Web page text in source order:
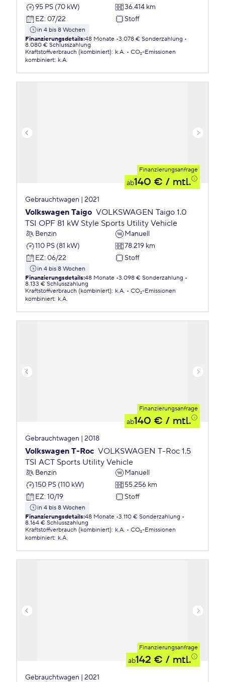
95 PS (70 kW)
36.414 km
EZ: 07/22 Stoff
in 4 bis 8 Wochen
Finanzierungsdetails:48 Monate 3.078 € Sonderzahlung
8.080 € Schlusszahlung
Kraftstoffverbrauch (kombiniert): k.A.
CO₂-Emissionen
kombiniert: k.A.
Finanzierungsanfrage
ab140 € / mtl.
Gebrauchtwagen | 2021
Volkswagen Taigo VOLKSWAGEN Taigo 1.0
TSI OPF 81 kW Style Sports Utility Vehicle
Benzin
Manuell
110 PS (81 kW)
78.219 km
EZ: 06/22 Stoff
in 4 bis 8 Wochen
Finanzierungsdetails:48 Monate 3.098 € Sonderzahlung
8.133 € Schlusszahlung
Kraftstoffverbrauch (kombiniert): k.A.
CO₂-Emissionen
kombiniert: k.A.
Finanzierungsanfrage
ab140 € / mtl.
Gebrauchtwagen | 2018
Volkswagen T-Roc VOLKSWAGEN T-Roc 1.5
TSI ACT Sports Utility Vehicle
Benzin
Manuell
150 PS (110 kW)
55.256 km
EZ: 10/19 Stoff
in 4 bis 8 Wochen
Finanzierungsdetails:48 Monate 3.110 € Sonderzahlung
8.164 € Schlusszahlung
Kraftstoffverbrauch (kombiniert): k.A.
CO₂-Emissionen
kombiniert: k.A.
Finanzierungsanfrage
ab142 € / mtl.
Gebrauchtwagen | 2021